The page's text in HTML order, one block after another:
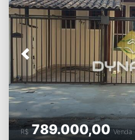
Os valores e informações
imóvel ser vendido sem
valores e disponibilidade ao
Previous
R$789.000,00Venda